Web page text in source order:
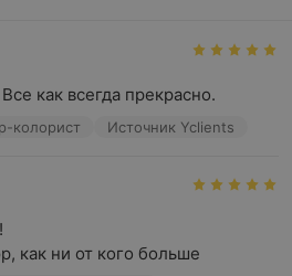
как всегда прекрасно.
колорист Источник Yclients
как ни от кого больше